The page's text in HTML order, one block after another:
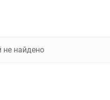
не найдено